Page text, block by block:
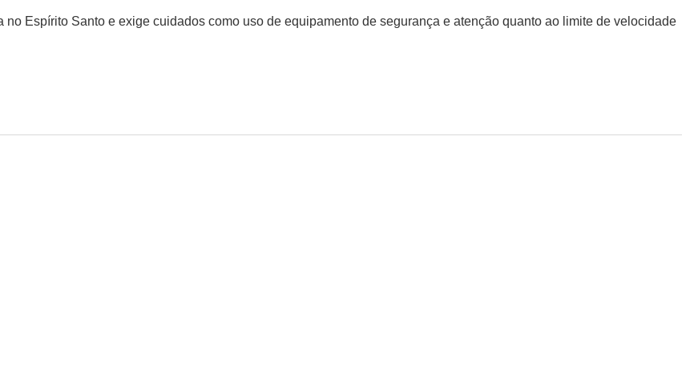
Espírito Santo e exige cuidados como uso de equipamento de segurança e atenção quanto ao limite de velocidade